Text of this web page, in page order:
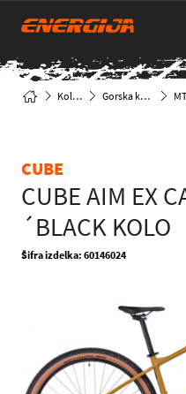
Kolesa Gorska kolesa
CUBE
CUBE AIM EX
´BLACK KOLO
Šifra izdelka: 60146024